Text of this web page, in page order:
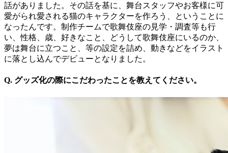
話がありました。その話を基に、舞台スタッフやお客様に可
愛がられ愛される猫のキャラクターを作ろう、ということに
なったんです。制作チームで歌舞伎座の見学・調査等も行
い、性格、歳、好きなこと、どうして歌舞伎座にいるのか、
夢は舞台に立つこと、等の設定を詰め、動きなどをイラスト
に落とし込んでデビューとなりました。
Q. グッズ化の際にこだわったことを教えてください。